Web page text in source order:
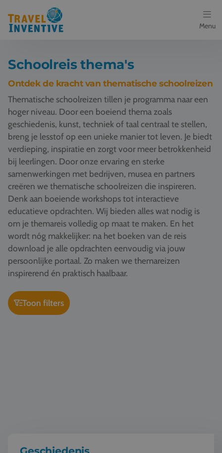
Menu
Bestemmingen
Schoolreis thema's
Voor docenten
Over ons
Een offerte aanvragen
Referenties
Vacatures
Contact
076 522 30 57
Klantportaal
Schoolreis thema's
Ontdek de kracht van thematische schoolreizen
Thematische schoolreizen tillen je programma naar een
hoger niveau. Door een boeiend thema zoals
geschiedenis, kunst, techniek of taal centraal te stellen,
breng je lesstof op een unieke manier tot leven. Je biedt
verdieping, inspiratie en zorgt voor meer betrokkenheid
bij leerlingen. Door onze ervaring en sterke
samenwerkingen met bedrijven, musea en partners
creëren we thematische schoolreizen die inspireren.
Denk aan boeiende workshops tot interactieve
educatieve opdrachten. Wij bieden alles wat nodig is
om je themareis volledig op maat te maken. En het
wordt nóg makkelijker: na het boeken van de reis
download je alle opdrachten eenvoudig via jouw
persoonlijke portaal. Zo maken we themareizen
inspirerend én praktisch haalbaar.
Toon filters